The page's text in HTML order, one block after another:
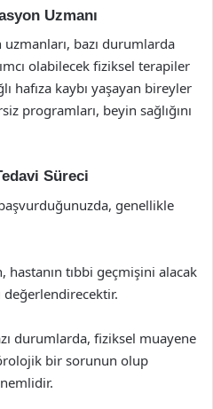
Uzmanı
bazı durumlarda
olabilecek fiziksel terapiler
hafıza kaybı yaşayan bireyler
programları, beyin sağlığını
Süreci
genellikle
tıbbi geçmişini alacak
durumlarda, fiziksel muayene
bir sorunun olup